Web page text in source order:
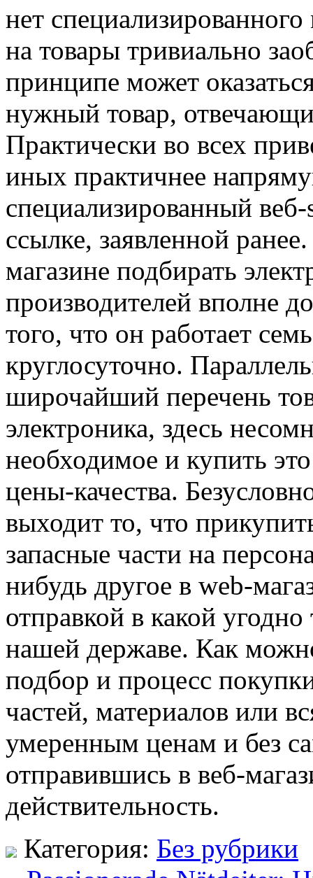
нет
на товары тривиально
принципе может
нужный товар,
Практически во всех
иных практичнее
специализированный
ссылке, заявленной
магазине подбирать
производителей вполне
того, что он работает
круглосуточно.
широчайший перечень
электроника, здесь
необходимое и купить
цены-качества.
выходит то, что
запасные части на
нибудь другое в web-
отправкой в какой
нашей державе. Как
подбор и процесс
частей, материалов или
умеренным ценам и без
отправившись в веб-
действительность.
Категория: Без рубрики